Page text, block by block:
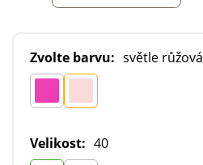
Zvolte barvu: světle růžová
Velikost: 40